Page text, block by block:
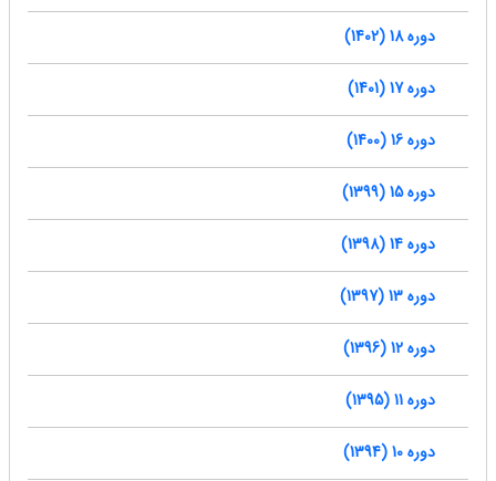
دوره 18 (1402)
دوره 17 (1401)
دوره 16 (1400)
دوره 15 (1399)
دوره 14 (1398)
دوره 13 (1397)
دوره 12 (1396)
دوره 11 (1395)
دوره 10 (1394)